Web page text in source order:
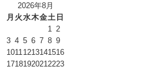
2026年8月
月 火水木金土 日
1
2
3 4 5 6 7 8 9
1011 1213141516
1718192021 2223